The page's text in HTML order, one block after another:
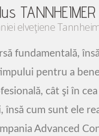
TANNHEIMER
elveţiene
fundamentală,
pentru a
cât şi în
însă cum sunt ele
Advanced